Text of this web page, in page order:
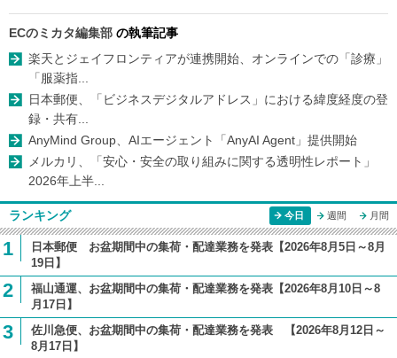
ECのミカタ編集部 の執筆記事
楽天とジェイフロンティアが連携開始、オンラインでの「診療」
「服薬指...
日本郵便、「ビジネスデジタルアドレス」における緯度経度の登
録・共有...
AnyMind Group、AIエージェント「AnyAI Agent」提供開始
メルカリ、「安心・安全の取り組みに関する透明性レポート」
2026年上半...
ランキング 今日 週間 月間
1
日本郵便 お盆期間中の集荷・配達業務を発表【2026年8月5日～8月
19日】
2
福山通運、お盆期間中の集荷・配達業務を発表【2026年8月10日～8
月17日】
3
佐川急便、お盆期間中の集荷・配達業務を発表 【2026年8月12日～
8月17日】